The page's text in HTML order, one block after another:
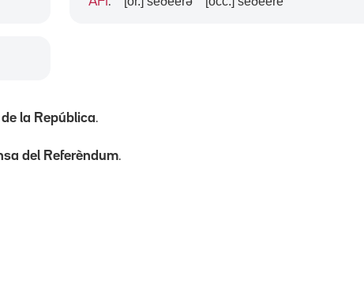
la República.
del Referèndum.